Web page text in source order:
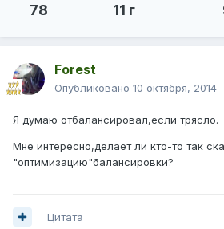
78 11 г
Forest
Опубликовано 10 октября, 2014
Я думаю отбалансировал,если трясло.
Мне интересно,делает ли кто-то так
"оптимизацию"балансировки?
Цитата